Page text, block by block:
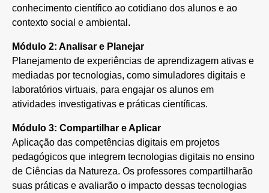
conhecimento científico ao cotidiano dos alunos e ao
contexto social e ambiental.
Módulo 2: Analisar e Planejar
Planejamento de experiências de aprendizagem ativas e
mediadas por tecnologias, como simuladores digitais e
laboratórios virtuais, para engajar os alunos em
atividades investigativas e práticas científicas.
Módulo 3: Compartilhar e Aplicar
Aplicação das competências digitais em projetos
pedagógicos que integrem tecnologias digitais no ensino
de Ciências da Natureza. Os professores compartilharão
suas práticas e avaliarão o impacto dessas tecnologias